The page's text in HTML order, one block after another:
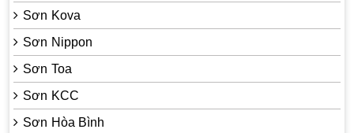
Sơn Kova
Sơn Nippon
Sơn Toa
Sơn KCC
Sơn Hòa Bình